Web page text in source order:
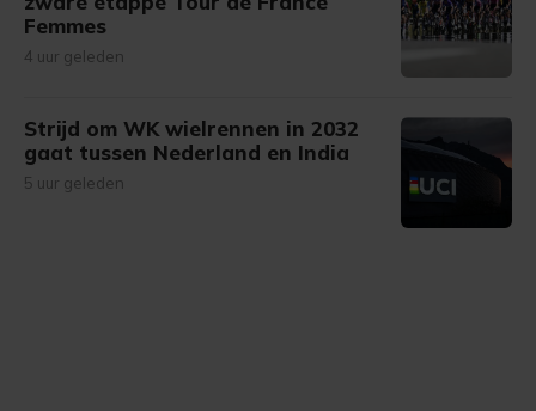
Femmes
4 uur geleden
Strijd om WK wielrennen in 2032
gaat tussen Nederland en India
5 uur geleden